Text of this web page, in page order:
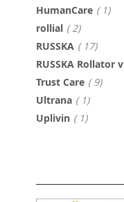
HumanCare 1
rollial 2Artikel
RUSSKA 17Artikel
RUSSKA Rollator
Trust Care 9Artikel
Ultrana 1Artikel
Uplivin 1Artikel